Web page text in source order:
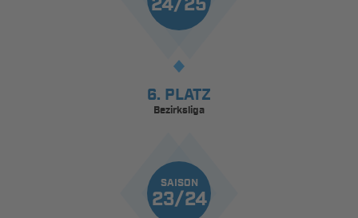
6. PLATZ
Bezirksliga
SAISON
23/24